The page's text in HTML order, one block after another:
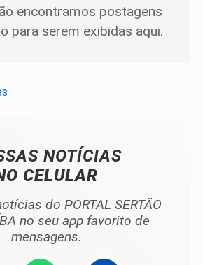
encontramos postagens
para serem exibidas aqui.
NOTÍCIAS
CELULAR
do PORTAL SERTÃO
no seu app favorito de
mensagens.